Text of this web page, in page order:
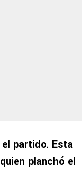
partido. Esta
planchó el